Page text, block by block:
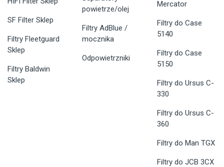
SF Filter Sklep
Filtry Fleetguard
Sklep
Filtry Baldwin
Sklep
powietrze/olej
Filtry AdBlue /
mocznika
Odpowietrzniki
Mercator
Filtry do Case
5140
Filtry do Case
5150
Filtry do Ursus C-
330
Filtry do Ursus C-
360
Filtry do Man TGX
Filtry do JCB 3CX